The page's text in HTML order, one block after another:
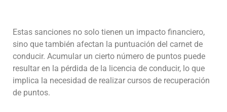
Estas sanciones no solo tienen un impacto financiero,
sino que también afectan la puntuación del carnet de
conducir. Acumular un cierto número de puntos puede
resultar en la pérdida de la licencia de conducir, lo que
implica la necesidad de realizar cursos de recuperación
de puntos.